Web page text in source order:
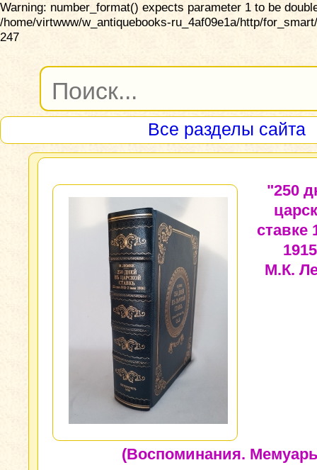
Warning: number_format() expects parameter 1 to be
/home/virtwww/w_antiquebooks-ru_4af09e1a/http/
247
Все разделы сайта
"250
ставке
М.К.
(Воспоминания.